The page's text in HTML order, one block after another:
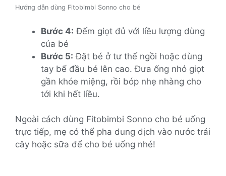
Hướng dẫn dùng Fitobimbi Sonno cho bé
Bước 4: Đếm giọt đủ với liều lượng dùng
của bé
Bước 5: Đặt bé ở tư thế ngồi hoặc dùng
tay bế đầu bé lên cao. Đưa ống nhỏ giọt
gần khóe miệng, rồi bóp nhẹ nhàng cho
tới khi hết liều.
Ngoài cách dùng Fitobimbi Sonno cho bé uống
trực tiếp, mẹ có thể pha dung dịch vào nước trái
cây hoặc sữa để cho bé uống nhé!